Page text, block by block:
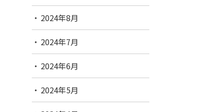
2024年8月
2024年7月
2024年6月
2024年5月